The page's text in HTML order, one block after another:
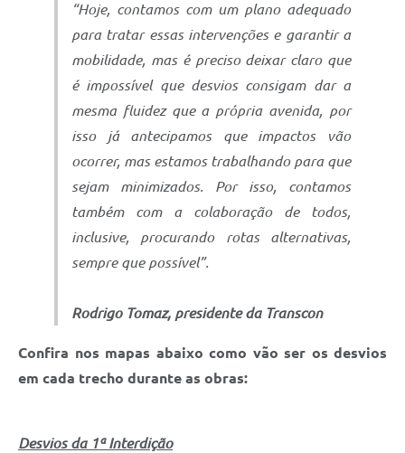
“Hoje, contamos com um plano adequado
para tratar essas intervenções e garantir a
mobilidade, mas é preciso deixar claro que
é impossível que desvios consigam dar a
mesma fluidez que a própria avenida, por
isso já antecipamos que impactos vão
ocorrer, mas estamos trabalhando para que
sejam minimizados. Por isso, contamos
também com a colaboração de todos,
inclusive, procurando rotas alternativas,
sempre que possível”.
Rodrigo Tomaz, presidente da Transcon
Confira nos mapas abaixo como vão ser os desvios
em cada trecho durante as obras:
Desvios da 1ª Interdição